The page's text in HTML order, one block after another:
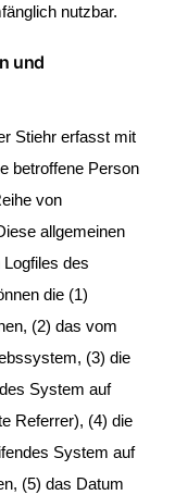
nutzbar.
und
Stiehr erfasst mit
betroffene Person
von
allgemeinen
des
die (1)
(2) das vom
(3) die
System auf
Referrer), (4) die
System auf
(5) das Datum